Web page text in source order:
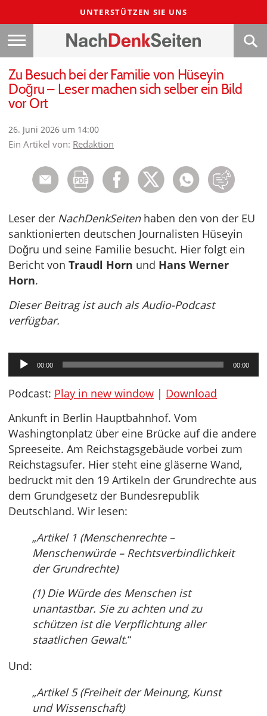
UNTERSTÜTZEN SIE UNS
Zu Besuch bei der Familie von Hüseyin
Doğru – Leser machen sich selber ein Bild
vor Ort
26. Juni 2026 um 14:00
Ein Artikel von: Redaktion
Leser der NachDenkSeitenhaben den von der EU
sanktionierten deutschen Journalisten Hüseyin
Doğru und seine Familie besucht. Hier folgt ein
Bericht von Traudl Horn und Hans Werner
Horn.
Dieser Beitrag ist auch als Audio-Podcast
verfügbar.
Audio-
Player
00:00 00:00
Podcast: Play in new window | Download
Ankunft in Berlin Hauptbahnhof. Vom
Washingtonplatz über eine Brücke auf die andere
Spreeseite. Am Reichstagsgebäude vorbei zum
Reichstagsufer. Hier steht eine gläserne Wand,
bedruckt mit den 19 Artikeln der Grundrechte aus
dem Grundgesetz der Bundesrepublik
Deutschland. Wir lesen:
„Artikel 1 (Menschenrechte –
Menschenwürde – Rechtsverbindlichkeit
der Grundrechte)
(1) Die Würde des Menschen ist
unantastbar. Sie zu achten und zu
schützen ist die Verpflichtung aller
staatlichen Gewalt.“
Und:
„Artikel 5 (Freiheit der Meinung, Kunst
und Wissenschaft)